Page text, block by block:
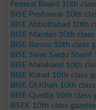
Federal Board 10th
BISE Peshawar 10th
BISE Abbottabad 10th
BISE Mardan 10th
BISE Bannu 10th class
BISE Swat Saidu
BISE Malakand 10th
BISE Kohat 10th class
BISE DI Khan 10th
BISE Quetta 10th class
BSEK 10th class